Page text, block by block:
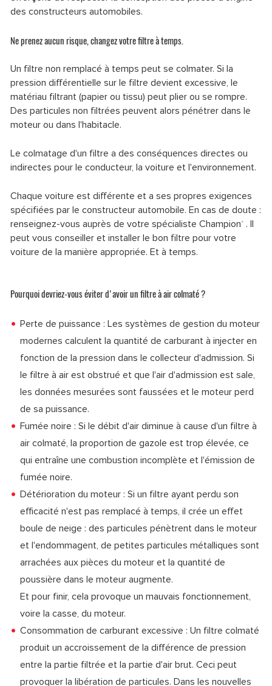
des constructeurs automobiles.
Ne prenez aucun risque, changez votre filtre à temps.
Un filtre non remplacé à temps peut se colmater. Si la
pression différentielle sur le filtre devient excessive, le
matériau filtrant (papier ou tissu) peut plier ou se rompre.
Des particules non filtrées peuvent alors pénétrer dans le
moteur ou dans l'habitacle.
Le colmatage d'un filtre a des conséquences directes ou
indirectes pour le conducteur, la voiture et l'environnement.
Chaque voiture est différente et a ses propres exigences
spécifiées par le constructeur automobile. En cas de doute :
renseignez-vous auprès de votre spécialiste Champion®
. Il
peut vous conseiller et installer le bon filtre pour votre
voiture de la manière appropriée. Et à temps.
Pourquoi devriez-vous éviter d'avoir un filtre à air colmaté ?
Perte de puissance : Les systèmes de gestion du moteur
modernes calculent la quantité de carburant à injecter en
fonction de la pression dans le collecteur d'admission. Si
le filtre à air est obstrué et que l'air d'admission est sale,
les données mesurées sont faussées et le moteur perd
de sa puissance.
Fumée noire : Si le débit d'air diminue à cause d'un filtre à
air colmaté, la proportion de gazole est trop élevée, ce
qui entraîne une combustion incomplète et l'émission de
fumée noire.
Détérioration du moteur : Si un filtre ayant perdu son
efficacité n'est pas remplacé à temps, il crée un effet
boule de neige : des particules pénètrent dans le moteur
et l'endommagent, de petites particules métalliques sont
arrachées aux pièces du moteur et la quantité de
poussière dans le moteur augmente.
Et pour finir, cela provoque un mauvais fonctionnement,
voire la casse, du moteur.
Consommation de carburant excessive : Un filtre colmaté
produit un accroissement de la différence de pression
entre la partie filtrée et la partie d'air brut. Ceci peut
provoquer la libération de particules. Dans les nouvelles